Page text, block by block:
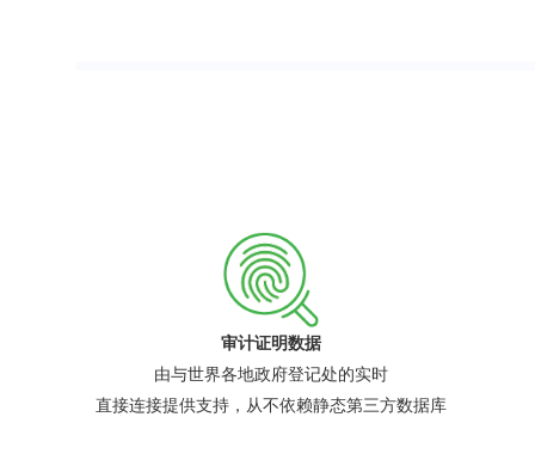
审计证明数据
由与世界各地政府登记处的实时
直接连接提供支持，从不依赖静态第三方数据库